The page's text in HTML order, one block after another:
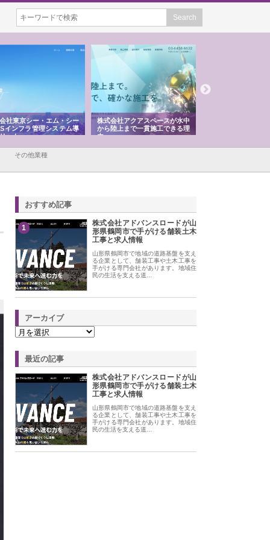
会社アクアスペースが水中
陸上まで一貫施工できる理
株式会社地盤調査事務所が選ば
れ続ける理由と建設コンサルの
強み
その他業種
おすすめ記事
1
株式会社アドバンスロードが山
形県鶴岡市で手がける舗装土木
工事と求人情報
山形県鶴岡市で地域の道路基盤を支え
る企業として、舗装工事や土木工事を
手がける専門会社があります。地域住
民の生活を支える道…
アーカイブ
最近の記事
株式会社アドバンスロードが山
形県鶴岡市で手がける舗装土木
工事と求人情報
山形県鶴岡市で地域の道路基盤を支え
る企業として、舗装工事や土木工事を
手がける専門会社があります。地域住
民の生活を支える道…